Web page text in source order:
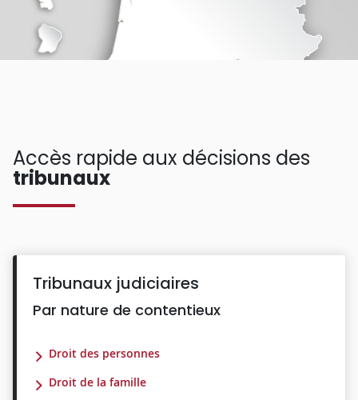
Accès rapide aux décisions des
tribunaux
Tribunaux judiciaires
Par nature de contentieux
Droit des personnes
Droit de la famille